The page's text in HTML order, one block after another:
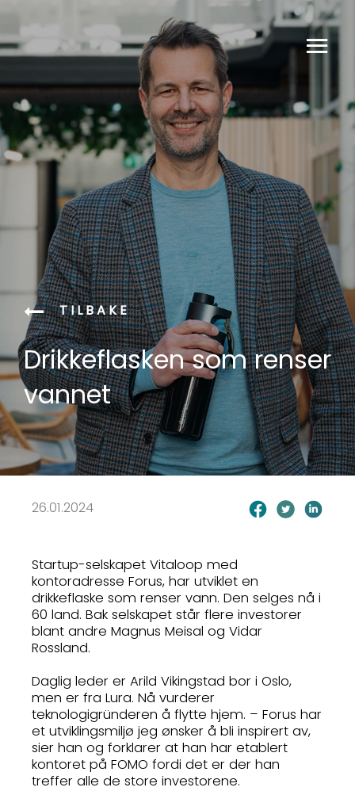
TILBAKE
Drikkeflasken som renser
vannet
26.01.2024
Startup-selskapet Vitaloop med
kontoradresse Forus, har utviklet en
drikkeflaske som renser vann. Den selges nå i
60 land. Bak selskapet står flere investorer
blant andre Magnus Meisal og Vidar
Rossland.
Daglig leder er Arild Vikingstad bor i Oslo,
men er fra Lura. Nå vurderer
teknologigründeren å flytte hjem. – Forus har
et utviklingsmiljø jeg ønsker å bli inspirert av,
sier han og forklarer at han har etablert
kontoret på FOMO fordi det er der han
treffer alle de store investorene.